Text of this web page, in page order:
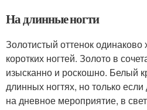
На длинные ногти
Золотистый оттенок
коротких ногтей. Золото в
изысканно и роскошно. Белый
длинных ногтях, но только
на дневное мероприятие, в